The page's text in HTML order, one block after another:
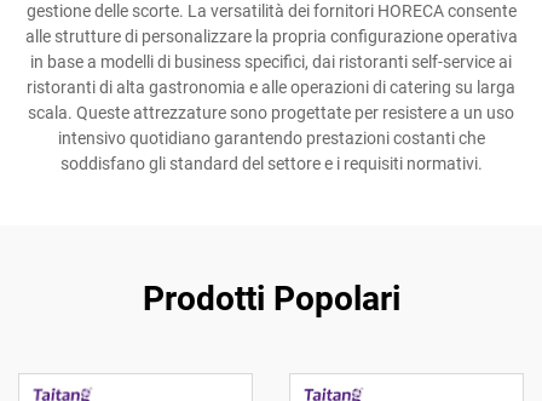
gestione delle scorte. La versatilità dei fornitori HORECA consente
alle strutture di personalizzare la propria configurazione operativa
in base a modelli di business specifici, dai ristoranti self-service ai
ristoranti di alta gastronomia e alle operazioni di catering su larga
scala. Queste attrezzature sono progettate per resistere a un uso
intensivo quotidiano garantendo prestazioni costanti che
soddisfano gli standard del settore e i requisiti normativi.
Prodotti Popolari